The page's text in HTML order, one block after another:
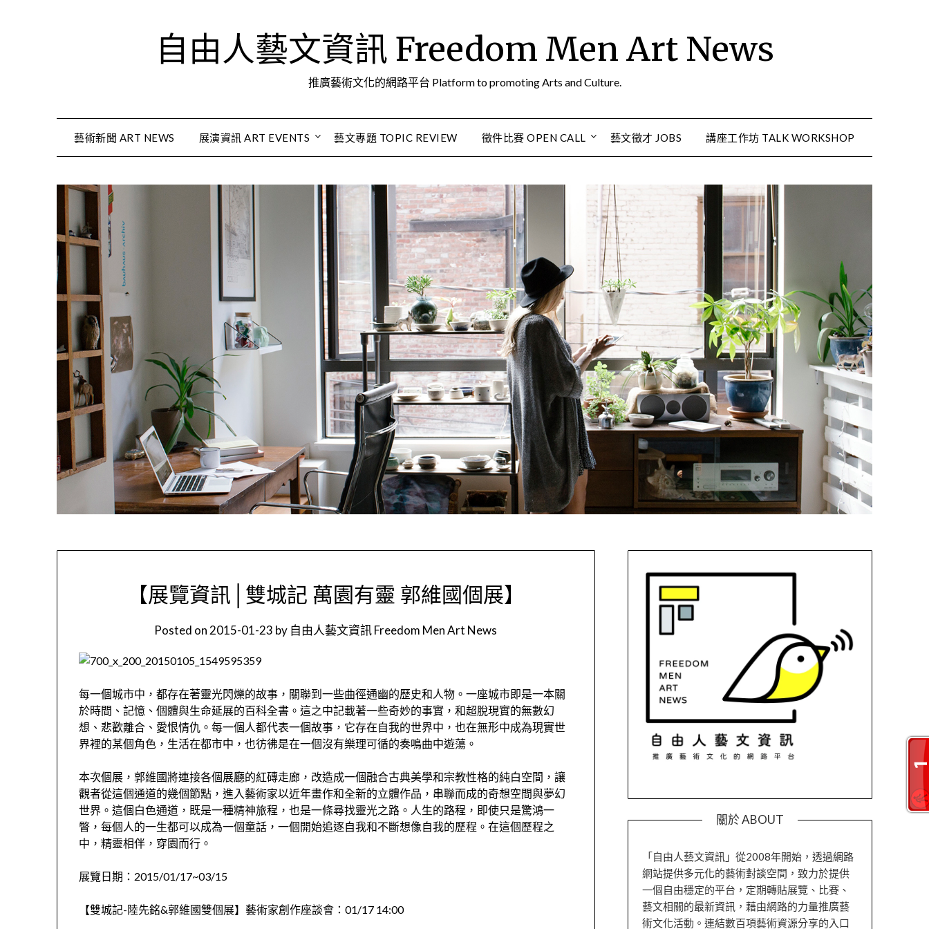
自由人藝文資訊 Freedom Men Art News
推廣藝術文化的網路平台 Platform to promoting Arts and Culture.
藝術新聞 ART NEWS 展演資訊 ART EVENTS 藝文專題 TOPIC REVIEW 徵件比賽 OPEN CALL 藝文徵才 JOBS 講座工作坊 TALK WORKSHOP
【展覽資訊│雙城記 萬園有靈 郭維國個展】
Posted on2015-01-23 by 自由人藝文資訊 Freedom Men Art News
每一個城市中，都存在著靈光閃爍的故事，關聯到一些曲徑通幽的歷史和人物。一座城市即是一本關
於時間、記憶、個體與生命延展的百科全書。這之中記載著一些奇妙的事實，和超脫現實的無數幻
想、悲歡離合、愛恨情仇。每一個人都代表一個故事，它存在自我的世界中，也在無形中成為現實世
界裡的某個角色，生活在都市中，也彷彿是在一個沒有樂理可循的奏鳴曲中遊蕩。
本次個展，郭維國將連接各個展廳的紅磚走廊，改造成一個融合古典美學和宗教性格的純白空間，讓
觀者從這個通道的幾個節點，進入藝術家以近年畫作和全新的立體作品，串聯而成的奇想空間與夢幻
世界。這個白色通道，既是一種精神旅程，也是一條尋找靈光之路。人生的路程，即使只是驚鴻一
瞥，每個人的一生都可以成為一個童話，一個開始追逐自我和不斷想像自我的歷程。在這個歷程之
中，精靈相伴，穿園而行。
展覽日期：2015/01/17~03/15
【雙城記-陸先銘&郭維國雙個展】藝術家創作座談會：01/17 14:00
關於 ABOUT
「自由人藝文資訊」從2008年開始，透過網路
網站提供多元化的藝術對談空間，致力於提供
一個自由穩定的平台，定期轉貼展覽、比賽、
藝文相關的最新資訊，藉由網路的力量推廣藝
術文化活動。連結數百項藝術資源分享的入口